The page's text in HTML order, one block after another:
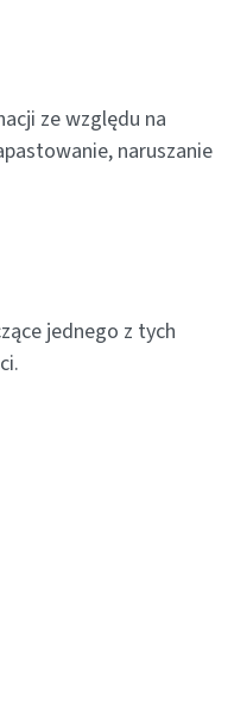
ze względu na
naruszanie
jednego z tych